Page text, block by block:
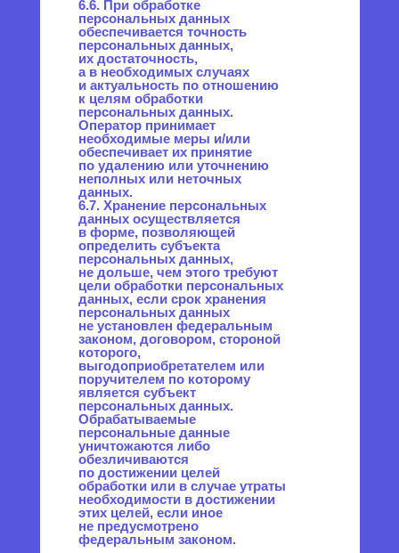
10. Порядок сбора, хранения,
передачи и других видов
обработки персональных
данных
Безопасность персональных
данных, которые
обрабатываются Оператором,
обеспечивается путем
реализации правовых,
организационных
и технических мер,
необходимых для
выполнения в полном объеме
требований действующего
законодательства в области
защиты персональных
данных.
10.1. Оператор обеспечивает
сохранность персональных
данных и принимает все
возможные меры,
исключающие доступ
к персональным данным
неуполномоченных лиц.
10.2. Персональные данные
Пользователя никогда, ни при
каких условиях не будут
переданы третьим лицам,
за исключением случаев,
связанных с исполнением
действующего
законодательства либо
в случае, если субъектом
персональных данных дано
согласие Оператору
на передачу данных третьему
лицу для исполнения
обязательств по гражданско-
правовому договору.
10.3. В случае выявления
неточностей в персональных
данных, Пользователь может
актуализировать
их самостоятельно, путем
направления Оператору
уведомление на адрес
электронной почты Оператора
info@positron.proс пометкой
«Актуализация персональных
данных».
10.4. Срок обработки
персональных данных
определяется достижением
целей, для которых были
собраны персональные